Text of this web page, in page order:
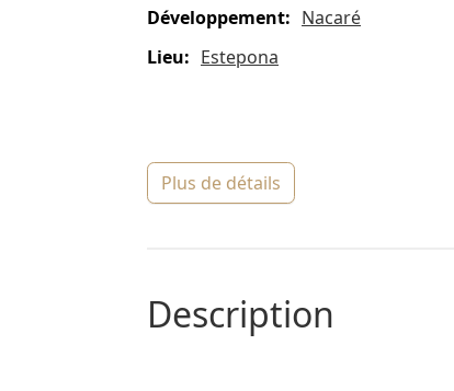
Développement:
Nacaré
lieu:
Estepona
plus de détails
description